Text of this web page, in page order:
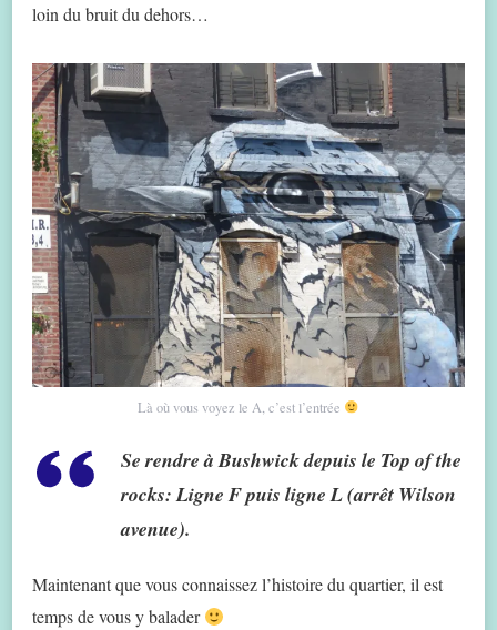
loin du bruit du dehors…
Là où vous voyez le A, c’est l’entrée
Se rendre à Bushwick depuis le Top of the
rocks: Ligne F puis ligne L (arrêt Wilson
avenue).
Maintenant que vous connaissez l’histoire du quartier, il est
temps de vous y balader